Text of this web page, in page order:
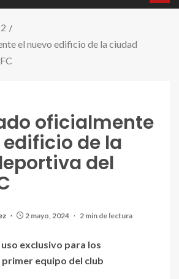
2
el nuevo edificio de la ciudad
oficialmente
de la
del
2 mayo, 2024 2 min de lectura
inaugura el nuevo edificio de la
club.
exclusivo para los
equipo del club